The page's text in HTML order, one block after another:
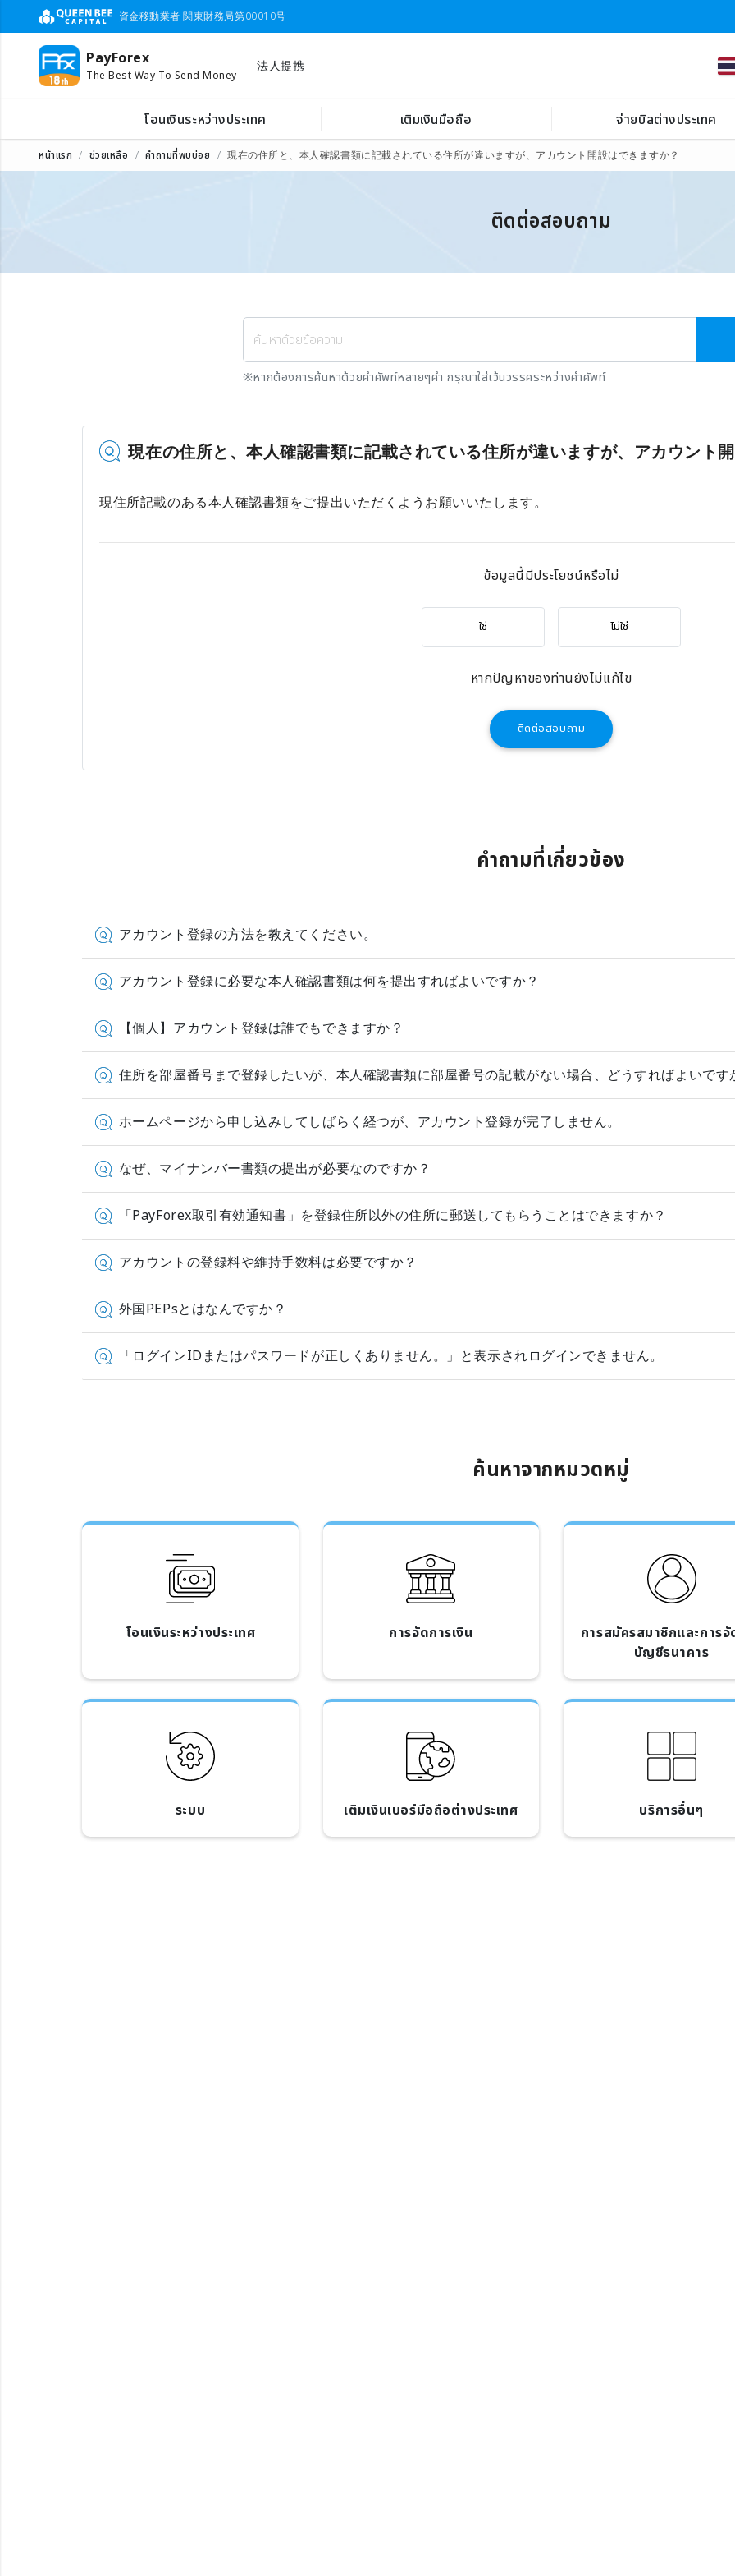
資金移動業者 関東財務局第00010号
PayForex
The Best Way To Send Money
法人提携
โอนเงินระหว่างประเทศ เติมเงินมือถือ จ่ายบิลต่างประเทศ
หน้าแรก ช่วยเหลือ คำถามที่พบบ่อย 現在の住所と、本人確認書類に記載されている住所が違いますが、アカウント開設はできますか？
ติดต่อสอบถาม
※หากต้องการค้นหาด้วยคำศัพท์หลายๆคำ กรุณาใส่เว้นวรรคระหว่างคำศัพท์
現在の住所と、本人確認書類に記載されている住所が違いますが、アカウント
現住所記載のある本人確認書類をご提出いただくようお願いいたします。
ข้อมูลนี้มีประโยชน์หรือไม่
ใช่ ไม่ใช่
หากปัญหาของท่านยังไม่แก้ไข
ติดต่อสอบถาม
คำถามที่เกี่ยวข้อง
アカウント登録の方法を教えてください。
アカウント登録に必要な本人確認書類は何を提出すればよいですか？
【個人】アカウント登録は誰でもできますか？
住所を部屋番号まで登録したいが、本人確認書類に部屋番号の記載がない場合、どうすればよいです
ホームページから申し込みしてしばらく経つが、アカウント登録が完了しません。
なぜ、マイナンバー書類の提出が必要なのですか？
「PayForex取引有効通知書」を登録住所以外の住所に郵送してもらうことはできますか？
アカウントの登録料や維持手数料は必要ですか？
外国PEPsとはなんですか？
「ログインIDまたはパスワードが正しくありません。」と表示されログインできません。
ค้นหาจากหมวดหมู่
โอนเงินระหว่างประเทศ การจัดการเงิน
การสมัครสมาชิกและการจั
บัญชีธนาคาร
ระบบ เติมเงินเบอร์มือถือต่างประเทศ บริการอื่นๆ